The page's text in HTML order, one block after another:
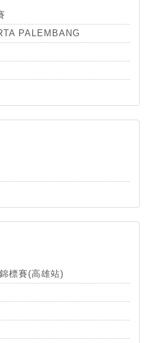
PALEMBANG
標賽(高雄站)